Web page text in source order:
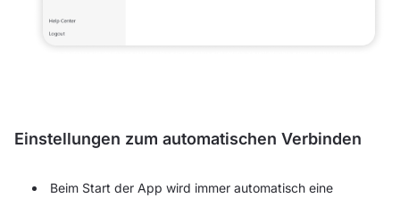
Einstellungen zum automatischen Verbinden
Beim Start der App wird immer automatisch eine